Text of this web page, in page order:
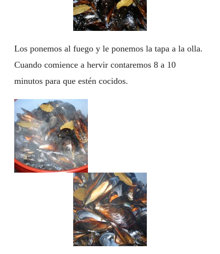
Los ponemos al fuego y le ponemos la tapa a la olla.
Cuando comience a hervir contaremos 8 a 10
minutos para que estén cocidos.